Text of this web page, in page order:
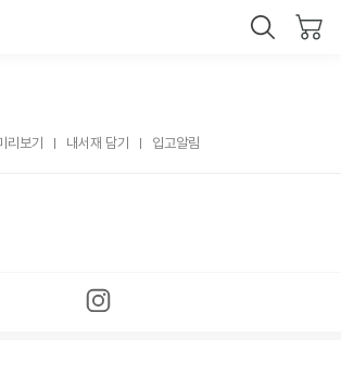
리보기 내서재 담기 입고알림